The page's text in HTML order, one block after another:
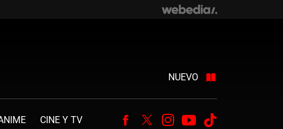
NUEVO
CINE Y TV Facebook
TwitterInstagram
Youtube